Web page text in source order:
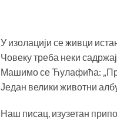
У изолацији се живци
Човеку треба неки
Машимо се Ћулафића:
Један велики животни
Наш писац, изузетан